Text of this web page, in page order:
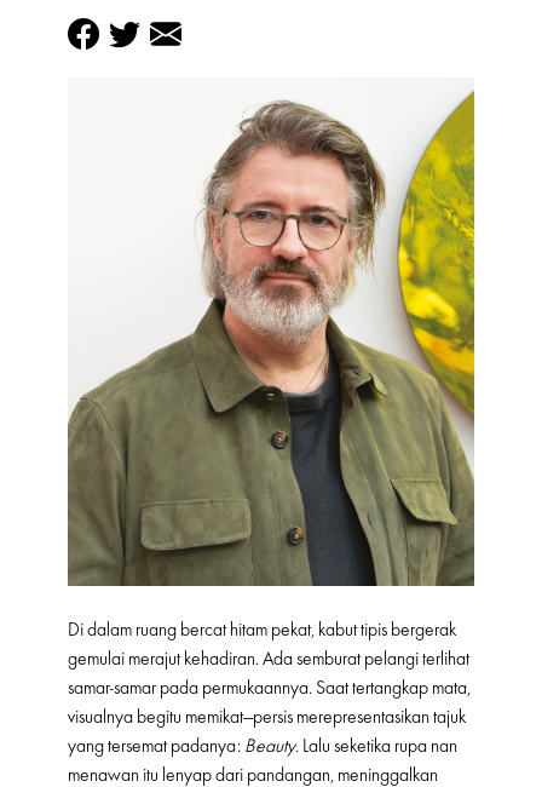
Di dalam ruang bercat hitam pekat, kabut tipis bergerak
gemulai merajut kehadiran. Ada semburat pelangi terlihat
samar-samar pada permukaannya. Saat tertangkap mata,
visualnya begitu memikat—persis merepresentasikan tajuk
yang tersemat padanya: Beauty. Lalu seketika rupa nan
menawan itu lenyap dari pandangan, meninggalkan